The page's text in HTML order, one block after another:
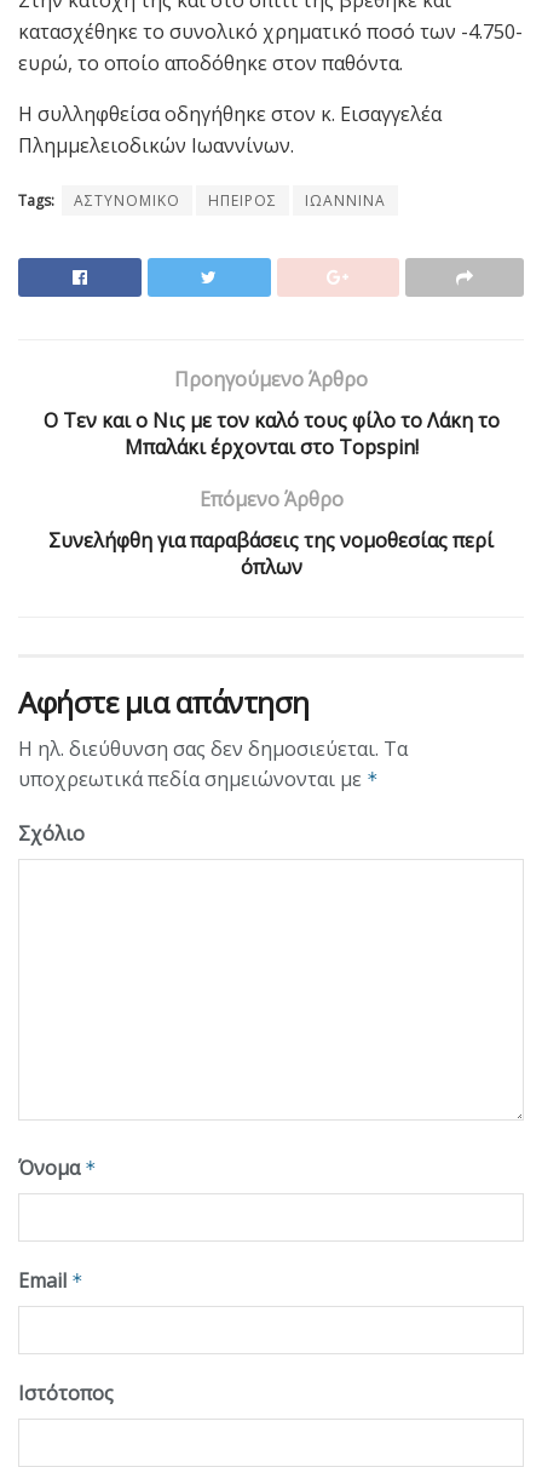
κατασχέθηκε το συνολικό χρηματικό ποσό των -4.750-
ευρώ, το οποίο αποδόθηκε στον παθόντα.
Η συλληφθείσα οδηγήθηκε στον κ. Εισαγγελέα
Πλημμελειοδικών Ιωαννίνων.
Tags: ΑΣΤΥΝΟΜΙΚΟ ΗΠΕΙΡΟΣ ΙΩΑΝΝΙΝΑ
Προηγούμενο Άρθρο
Ο Τεν και ο Νις με τον καλό τους φίλο το Λάκη το
Μπαλάκι έρχονται στο Topspin!
Επόμενο Άρθρο
Συνελήφθη για παραβάσεις της νομοθεσίας περί
όπλων
Αφήστε μια απάντηση
Η ηλ. διεύθυνση σας δεν δημοσιεύεται. Τα
υποχρεωτικά πεδία σημειώνονται με *
Σχόλιο
Όνομα *
Email *
Ιστότοπος